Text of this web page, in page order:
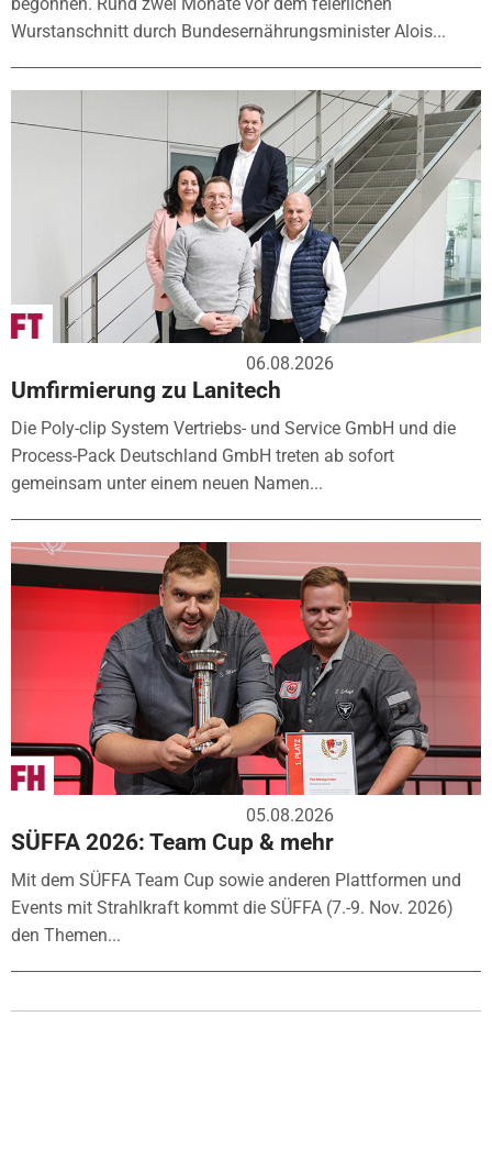
Wurstanschnitt durch Bundesernährungsminister Alois...
06.08.2026
Umfirmierung zu Lanitech
Die Poly-clip System Vertriebs- und Service GmbH und die
Process-Pack Deutschland GmbH treten ab sofort
gemeinsam unter einem neuen Namen...
05.08.2026
SÜFFA 2026: Team Cup & mehr
Mit dem SÜFFA Team Cup sowie anderen Plattformen und
Events mit Strahlkraft kommt die SÜFFA (7.-9. Nov. 2026)
den Themen...